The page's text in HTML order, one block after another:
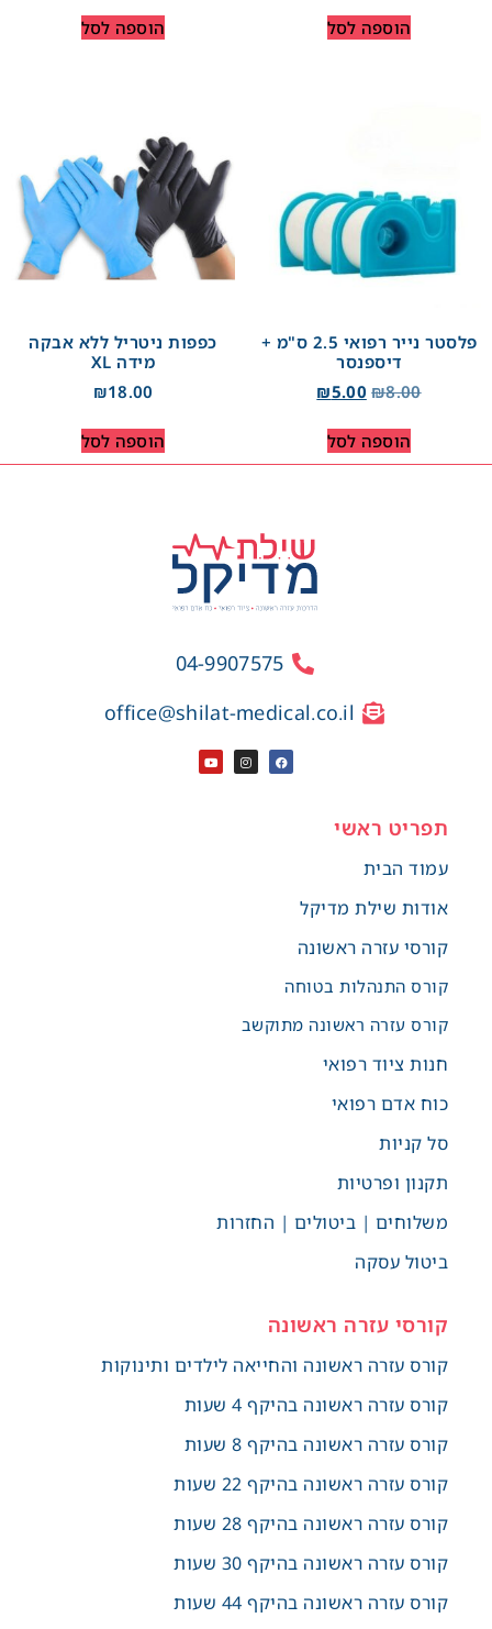
הוספה לסל הוספה לסל
פלסטר נייר רפואי 2.5 ס"מ +
דיספנסר
₪8.00
₪5.00
הוספה לסל
כפפות ניטריל ללא אבקה
מידה XL
₪18.00
הוספה לסל
04-9907575
office@shilat-medical.co.il
תפריט ראשי
עמוד הבית
אודות שילת מדיקל
קורסי עזרה ראשונה
קורס התנהלות בטוחה
קורס עזרה ראשונה מתוקשב
חנות ציוד רפואי
כוח אדם רפואי
סל קניות
תקנון ופרטיות
משלוחים | ביטולים | החזרות
ביטול עסקה
קורסי עזרה ראשונה
קורס עזרה ראשונה והחייאה לילדים ותינוקות
קורס עזרה ראשונה בהיקף 4 שעות
קורס עזרה ראשונה בהיקף 8 שעות
קורס עזרה ראשונה בהיקף 22 שעות
קורס עזרה ראשונה בהיקף 28 שעות
קורס עזרה ראשונה בהיקף 30 שעות
קורס עזרה ראשונה בהיקף 44 שעות